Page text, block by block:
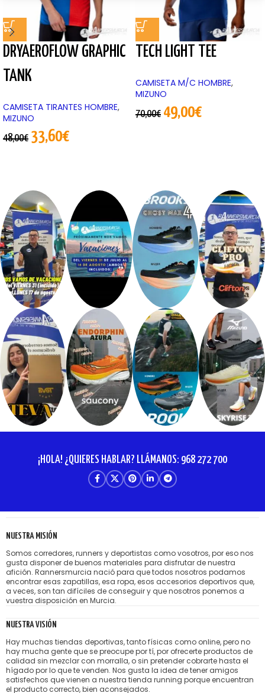
DRYAEROFLOW GRAPHIC
TANK
CAMISETA TIRANTES HOMBRE,
MIZUNO
48,00€ 33,60€
TECH LIGHT TEE
CAMISETA M/C HOMBRE,
MIZUNO
70,00€ 49,00€
¡HOLA! ¿QUIERES HABLAR? LLÁMANOS: 968 272 700
NUESTRA MISIÓN
Somos corredores, runners y deportistas como vosotros, por eso nos
gusta disponer de buenos materiales para disfrutar de nuestra
afición. Rannersmurcia nació para que todos nosotros podamos
encontrar esas zapatillas, esa ropa, esos accesorios deportivos que,
a veces, son tan difíciles de conseguir y que nosotros ponemos a
vuestra disposición en Murcia.
NUESTRA VISIÓN
Hay muchas tiendas deportivas, tanto físicas como online, pero no
hay mucha gente que se preocupe por tí, por ofrecerte productos de
calidad sin mezclar con morralla, o sin pretender cobrarte hasta el
hígado por lo que te venden. Nos gusta la idea de tener amigos
satisfechos que vienen a nuestra tienda running porque encuentran
el producto correcto, bien aconsejados.